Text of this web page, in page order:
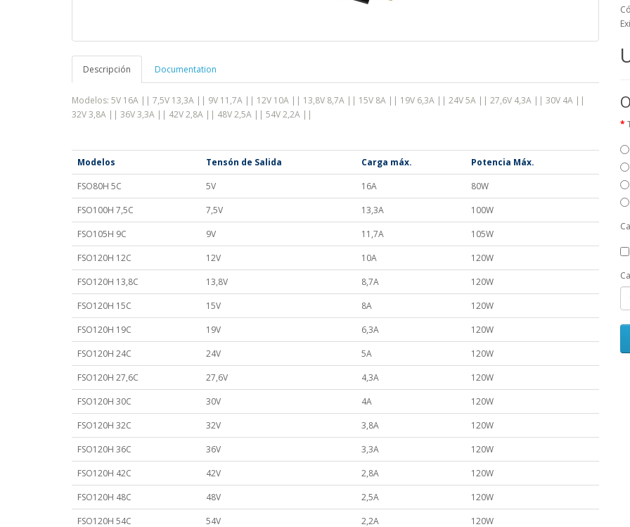
Descripción Documentation
Modelos: 5V 16A || 7,5V 13,3A || 9V 11,7A || 12V 10A || 13,8V 8,7A || 15V 8A || 19V 6,3A || 24V 5A || 27,6V 4,3A || 30V 4A ||
32V 3,8A || 36V 3,3A || 42V 2,8A || 48V 2,5A || 54V 2,2A ||
Modelos Tensón de Salida Carga máx.
Potencia Máx.
FSO80H 5C
5V 16A
80W
FSO100H 7,5C
7,5V 13,3A
100W
FSO105H 9C
9V 11,7A
105W
FSO120H 12C
12V 10A
120W
FSO120H 13,8C
13,8V 8,7A
120W
FSO120H 15C
15V 8A
120W
FSO120H 19C
19V 6,3A
120W
FSO120H 24C
24V 5A
120W
FSO120H 27,6C
27,6V 4,3A
120W
FSO120H 30C
30V 4A
120W
FSO120H 32C
32V 3,8A
120W
FSO120H 36C
36V 3,3A
120W
FSO120H 42C
42V 2,8A
120W
FSO120H 48C
48V 2,5A
120W
FSO120H 54C
54V 2,2A 120W